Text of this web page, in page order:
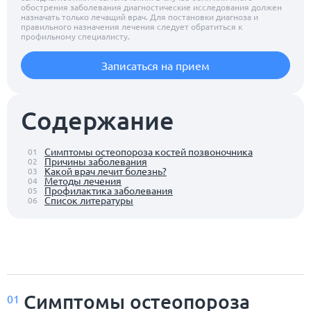
Содержание
01 Симптомы остеопороза костей позвоночника
02 Причины заболевания
03 Какой врач лечит болезнь?
04 Методы лечения
05 Профилактика заболевания
06 Список литературы
обострения заболевания диагностические исследования должен
назначать только лечащий врач. Для постановки диагноза и
правильного назначения лечения следует обратиться к
профильному специалисту.
Записаться на прием
01 Симптомы остеопороза